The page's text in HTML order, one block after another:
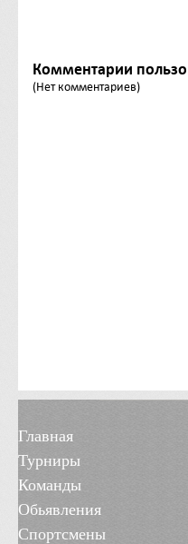
Комментарии
(Нет комментариев)
Главная
Турниры
Команды
Обьявления
Спортсмены